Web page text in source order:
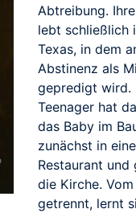
Abtreibung.
lebt schließlich
Texas, in dem
Abstinenz als
gepredigt wird.
Teenager hat
das Baby im
zunächst in
Restaurant
die Kirche.
getrennt, lernt